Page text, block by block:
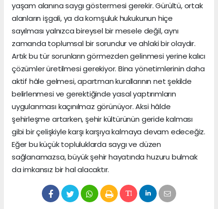
yaşam alanına saygı göstermesi gerekir. Gürültü, ortak
alanların işgali, ya da komşuluk hukukunun hiçe
sayılması yalnızca bireysel bir mesele değil, aynı
zamanda toplumsal bir sorundur ve ahlaki bir olaydır.
Artık bu tür sorunların görmezden gelinmesi yerine kalıcı
çözümler üretilmesi gerekiyor. Bina yönetimlerinin daha
aktif hâle gelmesi, apartman kurallarının net şekilde
belirlenmesi ve gerektiğinde yasal yaptırımların
uygulanması kaçınılmaz görünüyor. Aksi hâlde
şehirleşme artarken, şehir kültürünün geride kalması
gibi bir çelişkiyle karşı karşıya kalmaya devam edeceğiz.
Eğer bu küçük topluluklarda saygı ve düzen
sağlanamazsa, büyük şehir hayatında huzuru bulmak
da imkansız bir hal alacaktır.